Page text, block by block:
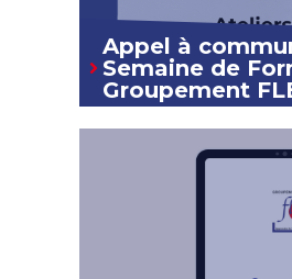
Appel à
Semaine de
Groupement